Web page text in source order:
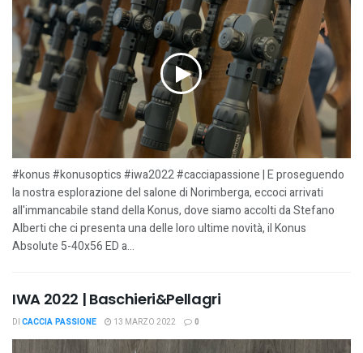
#konus #konusoptics #iwa2022 #cacciapassione | E proseguendo
la nostra esplorazione del salone di Norimberga, eccoci arrivati
all'immancabile stand della Konus, dove siamo accolti da Stefano
Alberti che ci presenta una delle loro ultime novità, il Konus
Absolute 5-40x56 ED a...
IWA 2022 | Baschieri&Pellagri
DI CACCIA PASSIONE 13 MARZO 2022 0